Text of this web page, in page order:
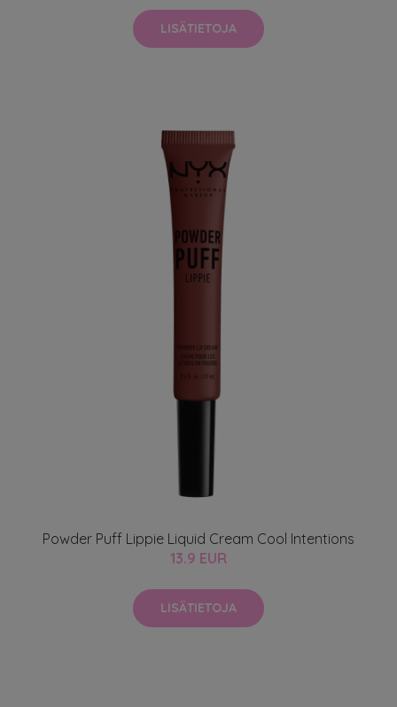
LISÄTIETOJA
Powder Puff Lippie Liquid Cream Cool Intentions
13.9 EUR
LISÄTIETOJA